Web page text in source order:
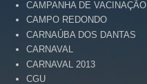
CAMPANHA DE VACINAÇÃO
CAMPO REDONDO
CARNAÚBA DOS DANTAS
CARNAVAL
CARNAVAL 2013
CGU